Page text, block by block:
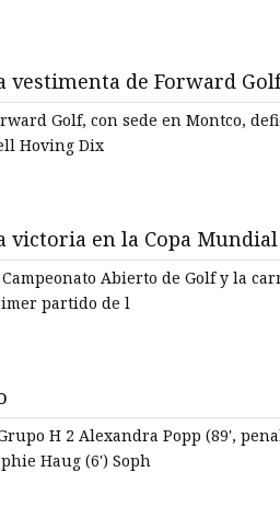
vestimenta de Forward
Golf, con sede en Montco, defiende el
Hoving Dix
victoria en la Copa Mundial
deportivas:
Abierto de Golf y la
partido de l
H 2 Alexandra Popp (89',
Haug (6') Soph